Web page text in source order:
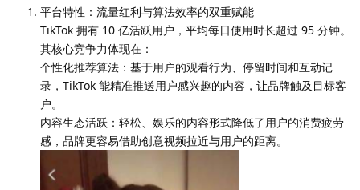
平台特性：流量红利与算法效率的双重赋能
TikTok 拥有 10 亿活跃用户，平均每日使用时长超过 95 分钟。
其核心竞争力体现在：
个性化推荐算法：基于用户的观看行为、停留时间和互动记
录，TikTok 能精准推送用户感兴趣的内容，让品牌触及目标客
户。
内容生态活跃：轻松、娱乐的内容形式降低了用户的消费疲劳
感，品牌更容易借助创意视频拉近与用户的距离。